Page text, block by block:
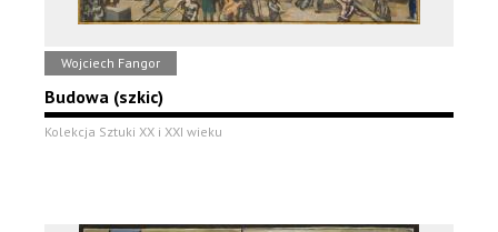
Wojciech Fangor
Budowa (szkic)
Kolekcja Sztuki XX i XXI wieku